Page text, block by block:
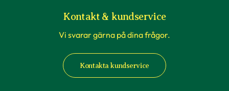
Kontakt & kundservice
Vi svarar gärna på dina frågor.
Kontakta kundservice